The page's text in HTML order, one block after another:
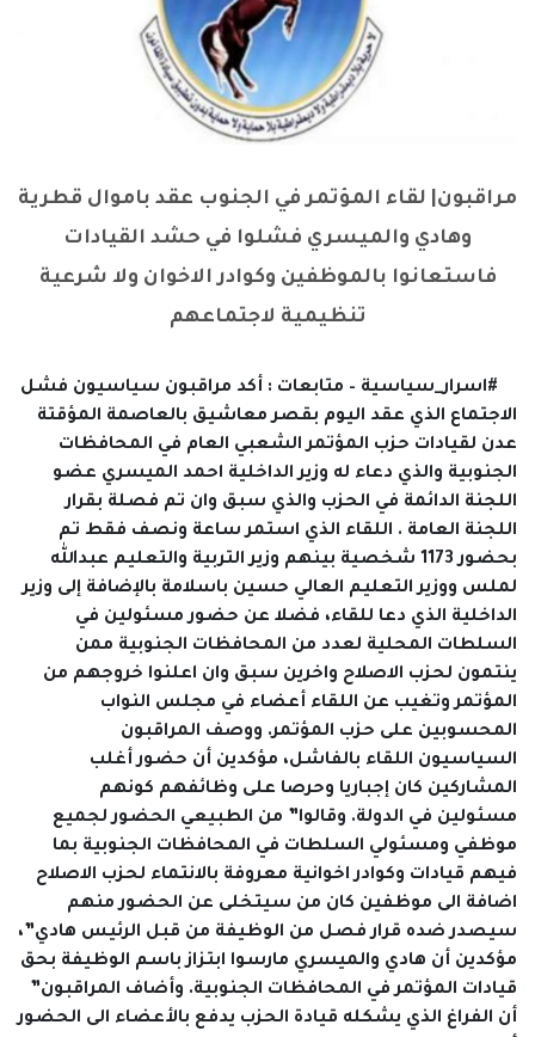
مراقبون| لقاء المؤتمر في الجنوب عقد باموال قطرية
وهادي والميسري فشلوا في حشد القيادات
فاستعانوا بالموظفين وكوادر الاخوان ولا شرعية
تنظيمية لاجتماعهم
#اسرار_سياسية – متابعات : أكد مراقبون سياسيون فشل
الاجتماع الذي عقد اليوم بقصر معاشيق بالعاصمة المؤقتة
عدن لقيادات حزب المؤتمر الشعبي العام في المحافظات
الجنوبية والذي دعاء له وزير الداخلية احمد الميسري عضو
اللجنة الدائمة في الحزب والذي سبق وان تم فصلة بقرار
اللجنة العامة . اللقاء الذي استمر ساعة ونصف فقط تم
بحضور 1173 شخصية بينهم وزير التربية والتعليم عبدالله
لملس ووزير التعليم العالي حسين باسلامة بالإضافة إلى وزير
الداخلية الذي دعا للقاء، فضلا عن حضور مسئولين في
السلطات المحلية لعدد من المحافظات الجنوبية ممن
ينتمون لحزب الاصلاح واخرين سبق وان اعلنوا خروجهم من
المؤتمر وتغيب عن اللقاء أعضاء في مجلس النواب
المحسوبين على حزب المؤتمر. ووصف المراقبون
السياسيون اللقاء بالفاشل، مؤكدين أن حضور أغلب
المشاركين كان إجباريا وحرصا على وظائفهم كونهم
مسئولين في الدولة. وقالوا” من الطبيعي الحضور لجميع
موظفي ومسئولي السلطات في المحافظات الجنوبية بما
فيهم قيادات وكوادر اخوانية معروفة بالانتماء لحزب الاصلاح
اضافة الى موظفين كان من سيتخلى عن الحضور منهم
سيصدر ضده قرار فصل من الوظيفة من قبل الرئيس هادي”،
مؤكدين أن هادي والميسري مارسوا ابتزاز باسم الوظيفة بحق
قيادات المؤتمر في المحافظات الجنوبية. وأضاف المراقبون”
أن الفراغ الذي يشكله قيادة الحزب يدفع بالأعضاء الى الحضور